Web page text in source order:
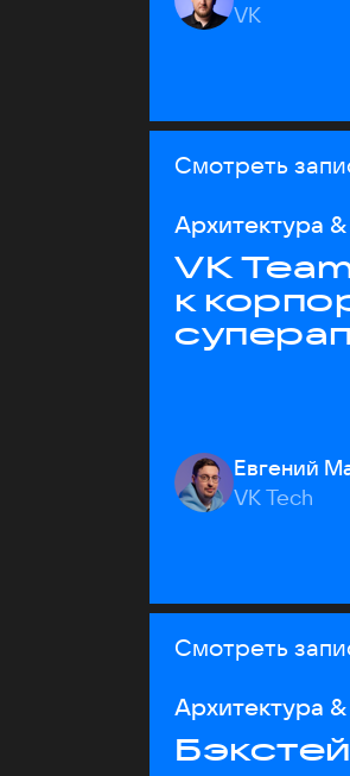
VK
Смотреть
Архитектура
VK
к
Евгений
VK Tech
Смотреть
Архитектура